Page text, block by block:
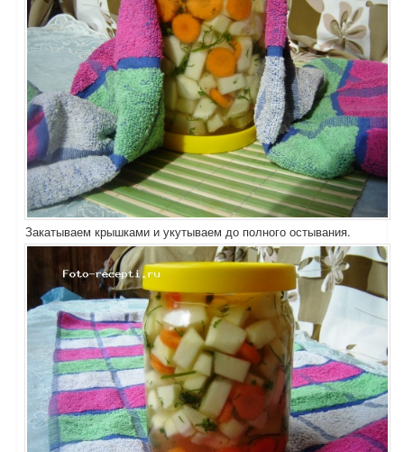
Закатываем крышками и укутываем до полного остывания.